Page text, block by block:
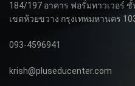
184/197 อาคาร ฟอรั่มทาวเวอร์
เขตห้วยขวาง กรุงเทพมหานคร
093-4596941
krish@pluseducenter.com